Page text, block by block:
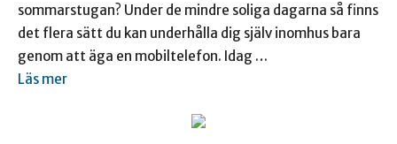
sommarstugan? Under de mindre soliga dagarna så finns
det flera sätt du kan underhålla dig själv inomhus bara
genom att äga en mobiltelefon. Idag …
Läs mer